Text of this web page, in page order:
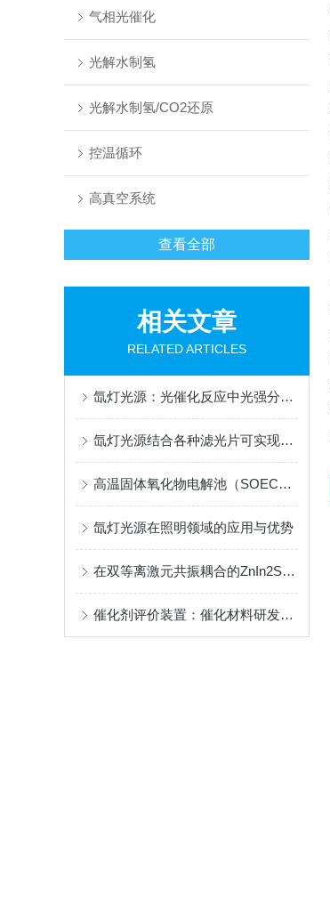
气相光催化
光解水制氢
光解水制氢/CO2还原
控温循环
高真空系统
查看全部
相关文章
RELATED ARTICLES
氙灯光源：光催化反应中光强分布与量子效率的关联研究
氙灯光源结合各种滤光片可实现多种的组合手段
高温固体氧化物电解池（SOEC）技术原理与发展优势
氙灯光源在照明领域的应用与优势
在双等离激元共振耦合的ZnIn2S4/Cu-Cu3-xP 异质结中·······
催化剂评价装置：催化材料研发与工业放大的核心枢纽